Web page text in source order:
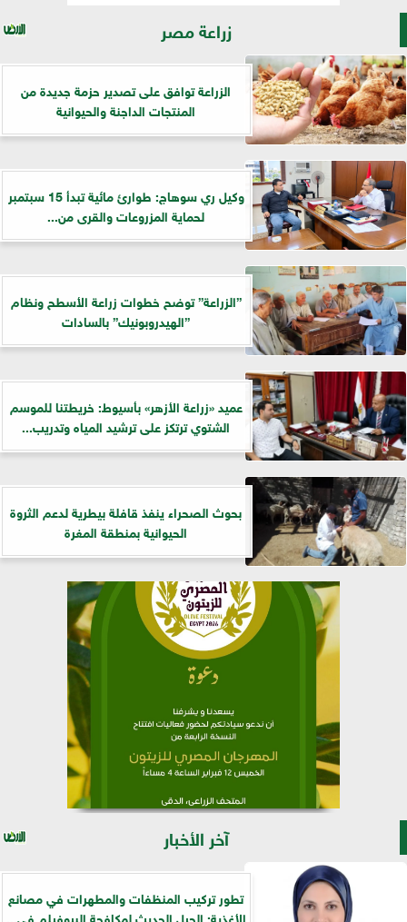
زراعة مصر
الزراعة توافق على تصدير حزمة جديدة من
المنتجات الداجنة والحيوانية
وكيل ري سوهاج: طوارئ مائية تبدأ 15 سبتمبر
لحماية المزروعات والقرى من...
”الزراعة” توضح خطوات زراعة الأسطح ونظام
”الهيدروبونيك” بالسادات
عميد «زراعة الأزهر» بأسيوط: خريطتنا للموسم
الشتوي ترتكز على ترشيد المياه وتدريب...
بحوث الصحراء ينفذ قافلة بيطرية لدعم الثروة
الحيوانية بمنطقة المغرة
آخر الأخبار
تطور تركيب المنظفات والمطهرات في مصانع
الأغذية: الجيل الحديث لمكافحة البيوفيلم في...